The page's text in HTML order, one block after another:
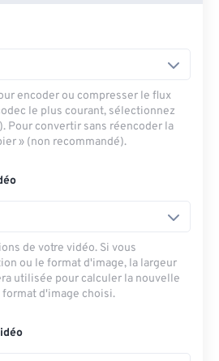
encoder ou compresser le flux
le plus courant, sélectionnez
Pour convertir sans réencoder la
» (non recommandé).
de votre vidéo. Si vous
ou le format d'image, la largeur
utilisée pour calculer la nouvelle
d'image choisi.